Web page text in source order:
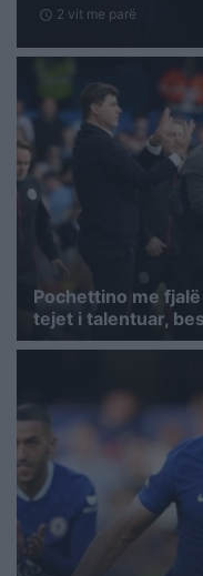
schedule 2 vit me parë
Pochettino me
tejet i talentuar,